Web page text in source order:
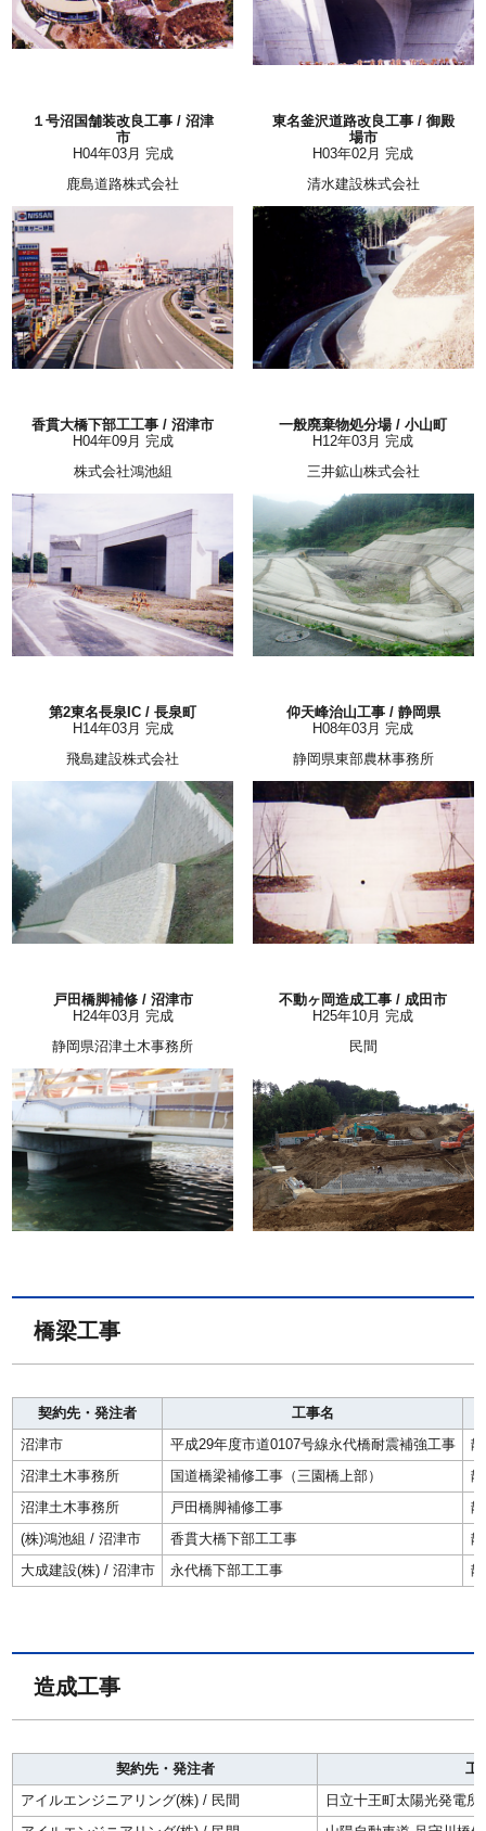
１号沼国舗装改良工事 / 沼津
市
H04年03月 完成
鹿島道路株式会社
東名釜沢道路改良工事 / 御殿
場市
H03年02月 完成
清水建設株式会社
香貫大橋下部工工事 / 沼津市
H04年09月 完成
株式会社鴻池組
一般廃棄物処分場 / 小山町
H12年03月 完成
三井鉱山株式会社
第2東名長泉IC / 長泉町
H14年03月 完成
飛島建設株式会社
仰天峰治山工事 / 静岡県
H08年03月 完成
静岡県東部農林事務所
戸田橋脚補修 / 沼津市
H24年03月 完成
静岡県沼津土木事務所
不動ヶ岡造成工事 / 成田市
H25年10月 完成
民間
橋梁工事
契約先・発注者
工事名
沼津市
平成29年度市道0107号線永代橋耐震補強工事
沼津土木事務所
国道橋梁補修工事（三園橋上部）
沼津土木事務所
戸田橋脚補修工事
(株)鴻池組 / 沼津市
香貫大橋下部工工事
大成建設(株) / 沼津市
永代橋下部工工事
造成工事
契約先・発注者
工
アイルエンジニアリング(株) / 民間
日立十王町太陽光発電所